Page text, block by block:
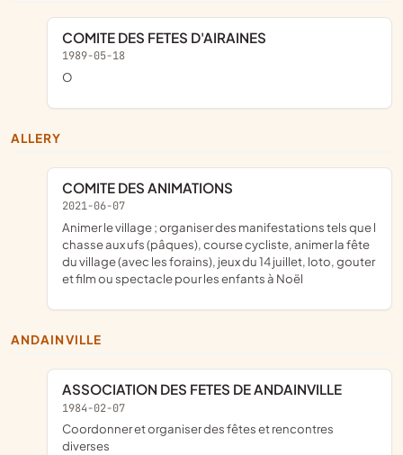
COMITE DES FETES D'AIRAINES
1989-05-18
o
ALLERY
COMITE DES ANIMATIONS
2021-06-07
animer le village ; organiser des manifestations tels que l
chasse aux ufs (pâques), course cycliste, animer la fête
du village (avec les forains), jeux du 14 juillet, loto, gouter
et film ou spectacle pour les enfants à Noël
ANDAINVILLE
ASSOCIATION DES FETES DE ANDAINVILLE
1984-02-07
coordonner et organiser des fêtes et rencontres
diverses